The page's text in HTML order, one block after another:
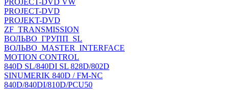
PROJECT-DVD VW
PROJECT-DVD
PROJEKT-DVD
ZF_TRANSMISSION
ВОЛЬВО_ГРУПП_SL
ВОЛЬВО_MASTER_INTERFACE
MOTION CONTROL
840D SL/840DI SL 828D/802D
SINUMERIK 840D / FM-NC
840D/840DI/810D/PCU50